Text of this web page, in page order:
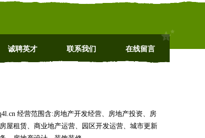
诚聘英才 联系我们 在线留言
经营范围含:房地产开发经营、房地产投资、房
屋租赁、商业地产运营、园区开发运营、城市更新